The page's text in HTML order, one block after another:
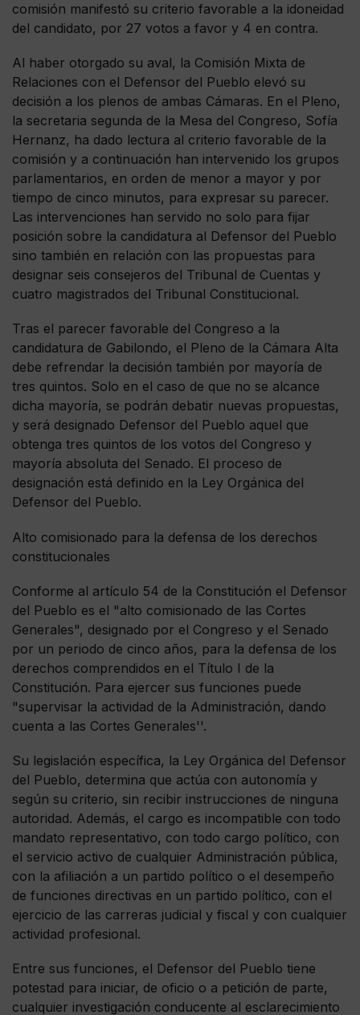
comisión manifestó su criterio favorable a la idoneidad
del candidato, por 27 votos a favor y 4 en contra.
Al haber otorgado su aval, la Comisión Mixta de
Relaciones con el Defensor del Pueblo elevó su
decisión a los plenos de ambas Cámaras. En el Pleno,
la secretaria segunda de la Mesa del Congreso, Sofía
Hernanz, ha dado lectura al criterio favorable de la
comisión y a continuación han intervenido los grupos
parlamentarios, en orden de menor a mayor y por
tiempo de cinco minutos, para expresar su parecer.
Las intervenciones han servido no solo para fijar
posición sobre la candidatura al Defensor del Pueblo
sino también en relación con las propuestas para
designar seis consejeros del Tribunal de Cuentas y
cuatro magistrados del Tribunal Constitucional.
Tras el parecer favorable del Congreso a la
candidatura de Gabilondo, el Pleno de la Cámara Alta
debe refrendar la decisión también por mayoría de
tres quintos. Solo en el caso de que no se alcance
dicha mayoría, se podrán debatir nuevas propuestas,
y será designado Defensor del Pueblo aquel que
obtenga tres quintos de los votos del Congreso y
mayoría absoluta del Senado. El proceso de
designación está definido en la Ley Orgánica del
Defensor del Pueblo.
Alto comisionado para la defensa de los derechos
constitucionales
Conforme al artículo 54 de la Constitución el Defensor
del Pueblo es el "alto comisionado de las Cortes
Generales", designado por el Congreso y el Senado
por un periodo de cinco años, para la defensa de los
derechos comprendidos en el Título I de la
Constitución. Para ejercer sus funciones puede
"supervisar la actividad de la Administración, dando
cuenta a las Cortes Generales''.
Su legislación específica, la Ley Orgánica del Defensor
del Pueblo, determina que actúa con autonomía y
según su criterio, sin recibir instrucciones de ninguna
autoridad. Además, el cargo es incompatible con todo
mandato representativo, con todo cargo político, con
el servicio activo de cualquier Administración pública,
con la afiliación a un partido político o el desempeño
de funciones directivas en un partido político, con el
ejercicio de las carreras judicial y fiscal y con cualquier
actividad profesional.
Entre sus funciones, el Defensor del Pueblo tiene
potestad para iniciar, de oficio o a petición de parte,
cualquier investigación conducente al esclarecimiento